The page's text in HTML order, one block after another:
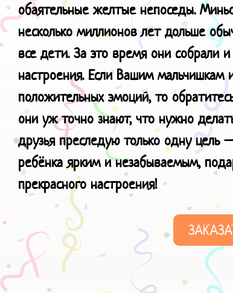
обаятельные желтые непоседы.
несколько миллионов лет дольше
все дети. За это время они собрали
настроения. Если Вашим мальчишкам
положительных эмоций, то
они уж точно знают, что нужно
друзья преследую только одну цель
ребёнка ярким и незабываемым,
прекрасного настроения!